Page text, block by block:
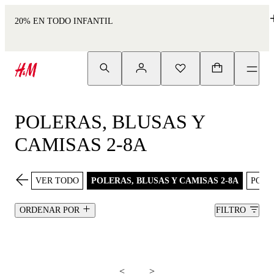
20% EN TODO INFANTIL
POLERAS, BLUSAS Y
CAMISAS 2-8A
VER TODO POLERAS, BLUSAS Y CAMISAS 2-8A
ORDENAR POR FILTRO
< >